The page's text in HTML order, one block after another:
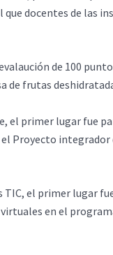
docentes de las
de 100
de frutas
el primer lugar fue
Proyecto
TIC, el primer lugar
en el